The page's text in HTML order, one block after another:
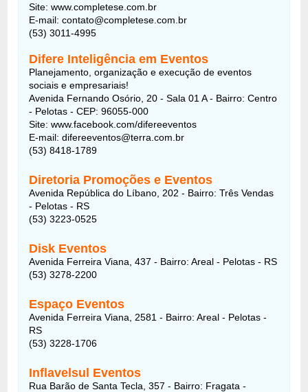
Site: www.completese.com.br
E-mail: contato@completese.com.br
(53) 3011-4995
Difere Inteligência em Eventos
Planejamento, organização e execução de eventos
sociais e empresariais!
Avenida Fernando Osório, 20 - Sala 01 A - Bairro: Centro
- Pelotas - CEP: 96055-000
Site: www.facebook.com/difereeventos
E-mail: difereeventos@terra.com.br
(53) 8418-1789
Diretoria Promoções e Eventos
Avenida República do Líbano, 202 - Bairro: Três Vendas
- Pelotas - RS
(53) 3223-0525
Disk Eventos
Avenida Ferreira Viana, 437 - Bairro: Areal - Pelotas - RS
(53) 3278-2200
Espaço Eventos
Avenida Ferreira Viana, 2581 - Bairro: Areal - Pelotas -
RS
(53) 3228-1706
Inflavelsul Eventos
Rua Barão de Santa Tecla, 357 - Bairro: Fragata -